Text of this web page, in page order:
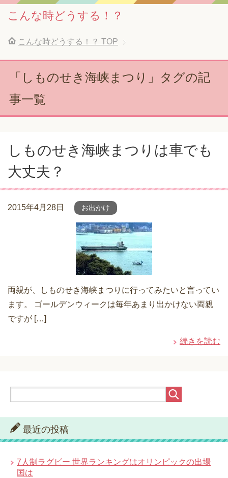
こんな時どうする！？
こんな時どうする！？ TOP
「しものせき海峡まつり」タグの記
事一覧
しものせき海峡まつりは車でも
大丈夫？
2015年4月28日 お出かけ
両親が、しものせき海峡まつりに行ってみたいと言ってい
ます。 ゴールデンウィークは毎年あまり出かけない両親
ですが […]
続きを読む
最近の投稿
7人制ラグビー 世界ランキングはオリンピックの出場
国は